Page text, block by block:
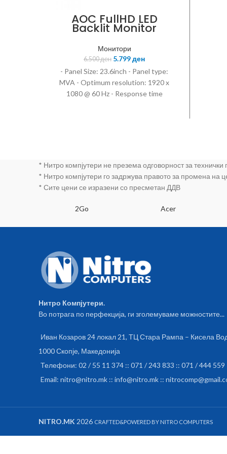
AOC FullHD LED
Backlit Monitor
M2470SWH, Panel
Size: 23.6inch
Монитори
6.500ден 5.799ден
- Panel Size: 23.6inch - Panel type:
MVA - Optimum resolution: 1920 x
1080 @ 60 Hz - Response time
* Нитро компјутери не презема одговорност за
* Нитро компјутери го задржува правото за промена на
* Сите цени се изразени со пресметан ДДВ
2Go Acer
Нитро Компјутери.
Во потрага по перфекција, ги зголемуваме можностите...
Иван Козаров 24 локал 21, ТЦ Стара Рампа – Кисела
1000 Скопје, Македонија
Телефони: 02 / 55 11 374 :: 071 / 243 833 :: 071 / 444 559
Email: nitro@nitro.mk :: info@nitro.mk ::
NITRO.MK 2026 CRAFTED&POWERED BY NITRO COMPUTERS